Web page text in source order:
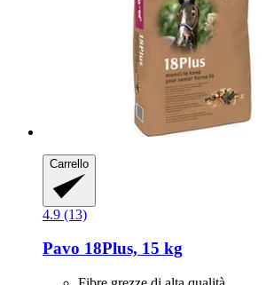
Carrello
4.9 (13)
Pavo 18Plus, 15 kg